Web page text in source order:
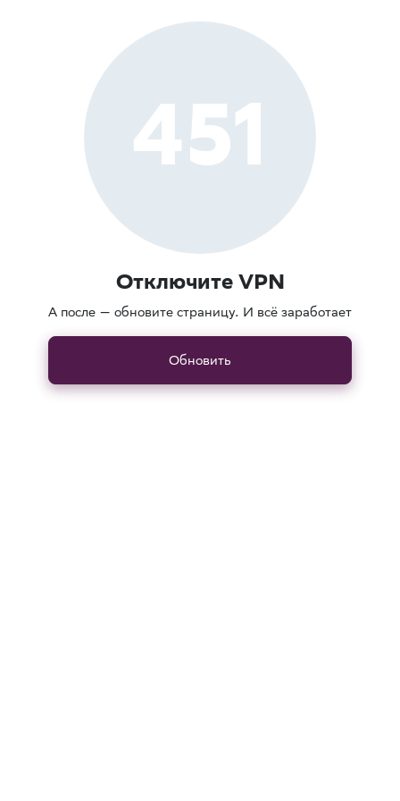
451
Отключите VPN
А после — обновите страницу. И всё заработает
Обновить